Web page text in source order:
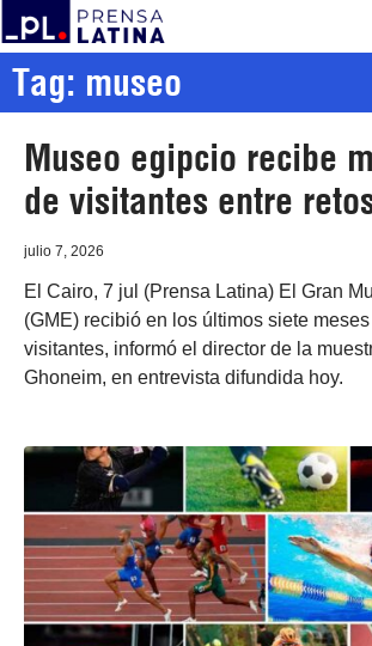
Tag: museo
Museo egipcio recibe
de visitantes entre
julio 7, 2026
El Cairo, 7 jul (Prensa Latina) El Gran
(GME) recibió en los últimos siete
visitantes, informó el director de la
Ghoneim, en entrevista difundida hoy.